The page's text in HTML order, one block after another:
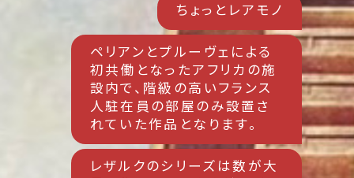
ちょっとレアモノ
ペリアンとプルーヴェによる
初共働となったアフリカの施
設内で、階級の高いフランス
人駐在員の部屋のみ設置さ
れていた作品となります。
レザルクのシリーズは数が大